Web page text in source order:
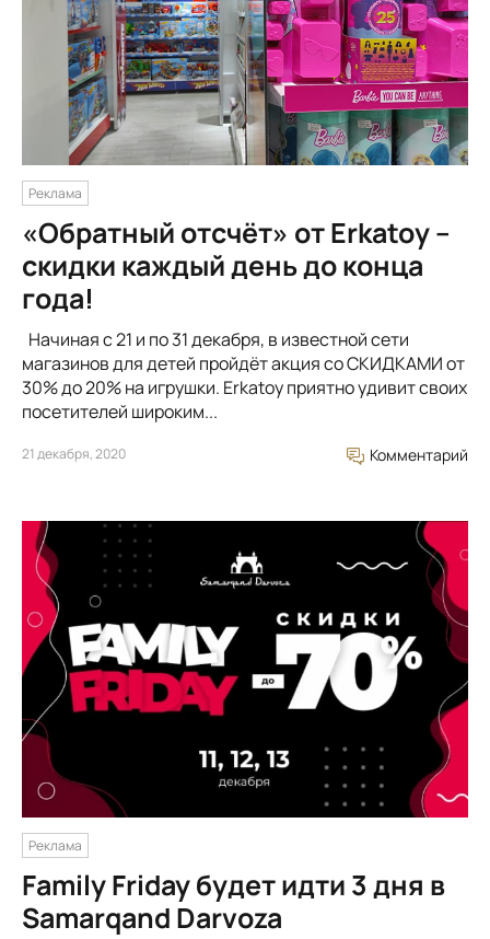
Реклама
«Обратный отсчёт» от Erkatoy –
скидки каждый день до конца
года!
Начиная с 21 и по 31 декабря, в известной сети
магазинов для детей пройдёт акция со СКИДКАМИ от
30% до 20% на игрушки. Erkatoy приятно удивит своих
посетителей широким...
21 декабря, 2020 Комментарий
Реклама
Family Friday будет идти 3 дня в
Samarqand Darvoza